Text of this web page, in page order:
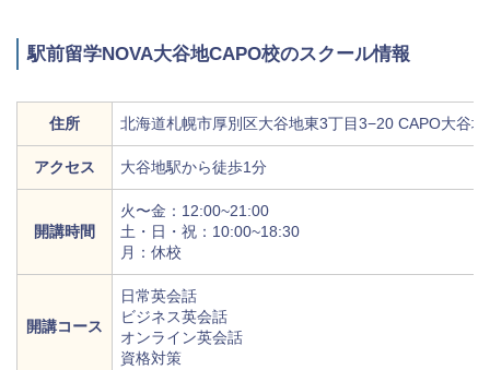
駅前留学NOVA大谷地CAPO校のスクール情報
住所 北海道札幌市厚別区大谷地東3丁目3−20 CAPO大谷
アクセス 大谷地駅から徒歩1分
開講時間
火〜金：12:00~21:00
土・日・祝：10:00~18:30
月：休校
開講コース
日常英会話
ビジネス英会話
オンライン英会話
資格対策